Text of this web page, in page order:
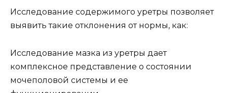
Исследование содержимого уретры позволяет
выявить такие отклонения от нормы, как:
Исследование мазка из уретры дает
комплексное представление о состоянии
мочеполовой системы и ее